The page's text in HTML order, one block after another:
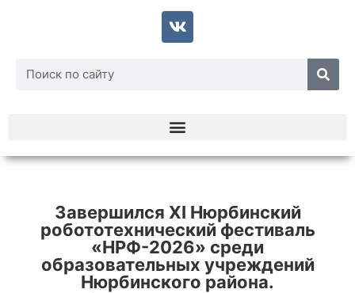
Завершился XI Нюрбинский
робототехнический фестиваль
«НРФ-2026» среди
образовательных учреждений
Нюрбинского района.